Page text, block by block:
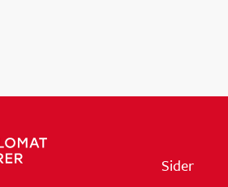
Sider